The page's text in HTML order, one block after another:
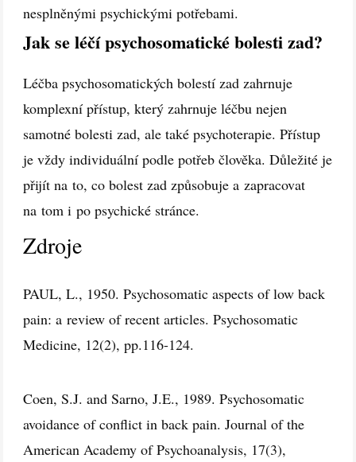
nesplněnými psychickými potřebami.
Jak se léčí psychosomatické bolesti zad?
Léčba psychosomatických bolestí zad zahrnuje
komplexní přístup, který zahrnuje léčbu nejen
samotné bolesti zad, ale také psychoterapie. Přístup
je vždy individuální podle potřeb člověka. Důležité je
přijít na to, co bolest zad způsobuje a zapracovat
na tom i po psychické stránce.
Zdroje
PAUL, L., 1950. Psychosomatic aspects of low back
pain: a review of recent articles. Psychosomatic
Medicine, 12(2), pp.116-124.
Coen, S.J. and Sarno, J.E., 1989. Psychosomatic
avoidance of conflict in back pain. Journal of the
American Academy of Psychoanalysis, 17(3),